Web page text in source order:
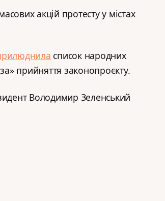
акцій протесту у містах
список народних
прийняття законопроєкту.
Володимир Зеленський